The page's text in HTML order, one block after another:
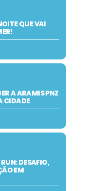
QUE VAI
A ARAMIS PNZ
CIDADE
DESAFIO,
EM